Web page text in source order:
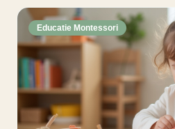
Educatie Montessori